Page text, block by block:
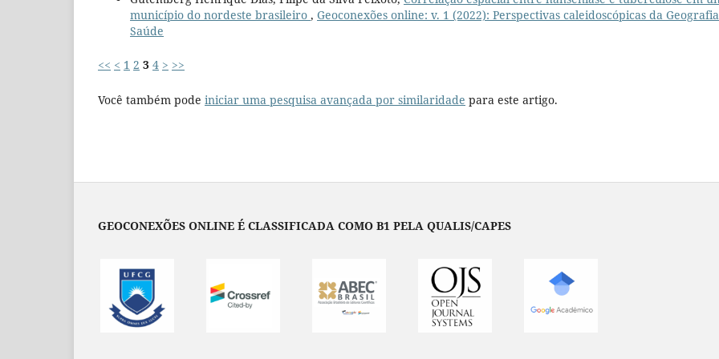
município do nordeste brasileiro , Geoconexões online: v. 1 (2022): Perspectivas caleidoscópicas da
Saúde
<< < 1 2 3 4 > >>
Você também pode iniciar uma pesquisa avançada por similaridade para este artigo.
GEOCONEXÕES ONLINE É CLASSIFICADA COMO B1 PELA QUALIS/CAPES